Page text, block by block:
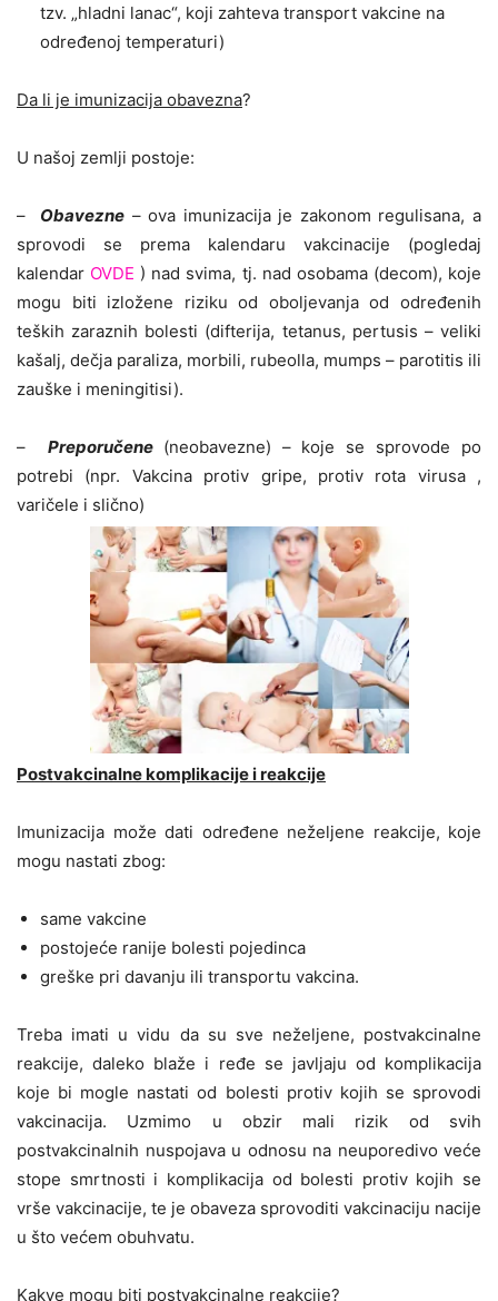
tzv. „hladni lanac“, koji zahteva transport vakcine na
određenoj temperaturi)
Da li je imunizacija obavezna?
U našoj zemlji postoje:
– Obavezne – ova imunizacija je zakonom regulisana, a
sprovodi se prema kalendaru vakcinacije (pogledaj
kalendar OVDE ) nad svima, tj. nad osobama (decom), koje
mogu biti izložene riziku od oboljevanja od određenih
teških zaraznih bolesti (difterija, tetanus, pertusis – veliki
kašalj, dečja paraliza, morbili, rubeolla, mumps – parotitis ili
zauške i meningitisi).
– Preporučene (neobavezne) – koje se sprovode po
potrebi (npr. Vakcina protiv gripe, protiv rota virusa ,
varičele i slično)
Postvakcinalne komplikacije i reakcije
Imunizacija može dati određene neželjene reakcije, koje
mogu nastati zbog:
same vakcine
postojeće ranije bolesti pojedinca
greške pri davanju ili transportu vakcina.
Treba imati u vidu da su sve neželjene, postvakcinalne
reakcije, daleko blaže i ređe se javljaju od komplikacija
koje bi mogle nastati od bolesti protiv kojih se sprovodi
vakcinacija. Uzmimo u obzir mali rizik od svih
postvakcinalnih nuspojava u odnosu na neuporedivo veće
stope smrtnosti i komplikacija od bolesti protiv kojih se
vrše vakcinacije, te je obaveza sprovoditi vakcinaciju nacije
u što većem obuhvatu.
Kakve mogu biti postvakcinalne reakcije?